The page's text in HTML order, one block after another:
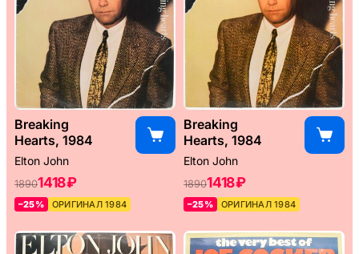
Breaking
Hearts, 1984
Elton John
18901418 ₽
–25% ОРИГИНАЛ 1984
Breaking
Hearts, 1984
Elton John
18901418 ₽
–25% ОРИГИНАЛ 1984